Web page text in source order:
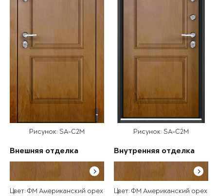
Рисунок: SA-C2M
Внешняя отделка
Цвет: ФМ Американский орех
Рисунок: SA-C2M
Внутренняя отделка
Цвет: ФМ Американский орех